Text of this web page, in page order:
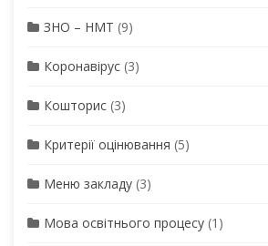
ЗНО – НМТ (9)
Коронавірус (3)
Кошторис (3)
Критерії оцінювання (5)
Меню закладу (3)
Мова освітнього процесу (1)